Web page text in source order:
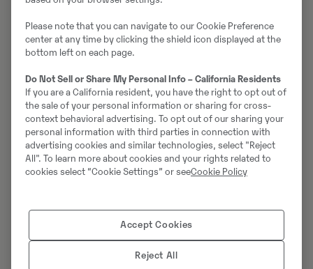
teguritega, nagu nimikoormus, teele jäävad kallakud ja
Please note that you can navigate to our Cookie Preference
center at any time by clicking the shield icon displayed at the
bottom left on each page.
Do Not Sell or Share My Personal Info – California Residents
If you are a California resident, you have the right to opt out of
the sale of your personal information or sharing for cross-
context behavioral advertising. To opt out of our sharing your
personal information with third parties in connection with
advertising cookies and similar technologies, select "Reject
All". To learn more about cookies and your rights related to
cookies select “Cookie Settings” or seeCookie Policy
Accept Cookies
Reject All